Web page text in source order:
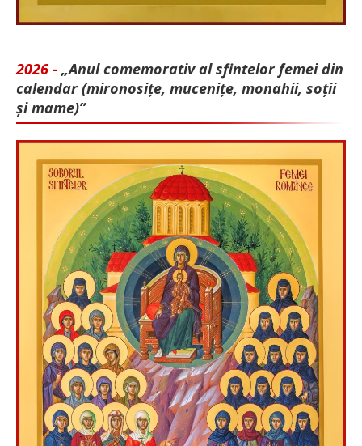
2026 - „Anul comemorativ al sfintelor femei din
calendar (mironosițe, mu­cenițe, monahii, soții
și mame)”